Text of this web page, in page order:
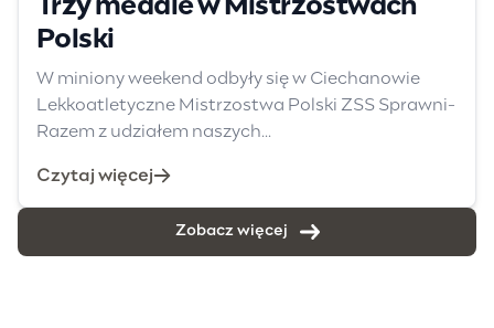
Trzy medale w Mistrzostwach
Polski
W miniony weekend odbyły się w Ciechanowie
Lekkoatletyczne Mistrzostwa Polski ZSS Sprawni-
Razem z udziałem naszych...
Czytaj więcej
Zobacz więcej